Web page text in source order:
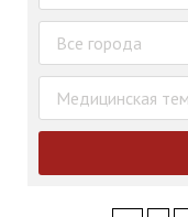
Все города
Медицинская